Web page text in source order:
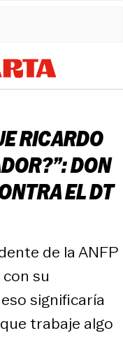
RICARDO
DON
EL DT
de la ANFP
su
significaría
trabaje algo